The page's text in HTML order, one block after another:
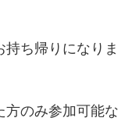
ち帰りになりま
方のみ参加可能な